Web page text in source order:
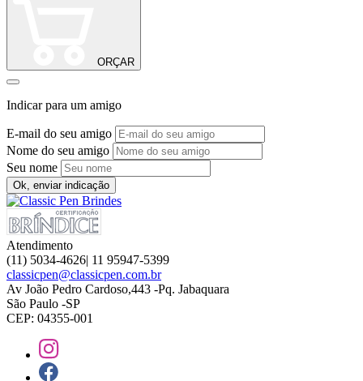
ORÇAR
Indicar para um amigo
E-mail do seu amigo
Nome do seu amigo
Seu nome
Ok, enviar indicação
Atendimento
(11) 5034-4626| 11 95947-5399
classicpen@classicpen.com.br
Av João Pedro Cardoso,443 -Pq. Jabaquara
São Paulo -SP
CEP: 04355-001